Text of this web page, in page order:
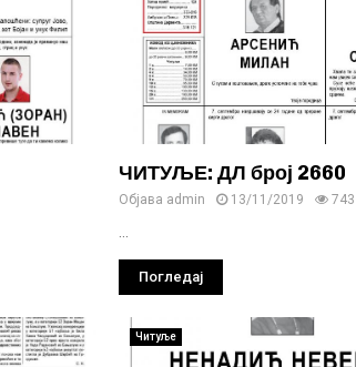
ЧИТУЉЕ: ДЛ број 2660
Објава admin 13/11/2019 743
Погледај
Читуље